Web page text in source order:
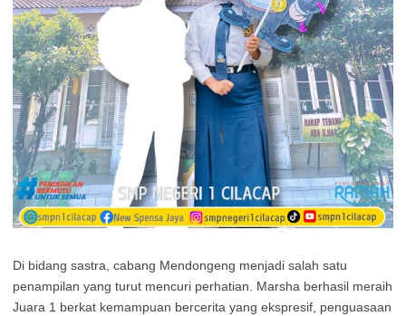
Di bidang sastra, cabang Mendongeng menjadi salah satu
penampilan yang turut mencuri perhatian. Marsha berhasil meraih
Juara 1 berkat kemampuan bercerita yang ekspresif, penguasaan